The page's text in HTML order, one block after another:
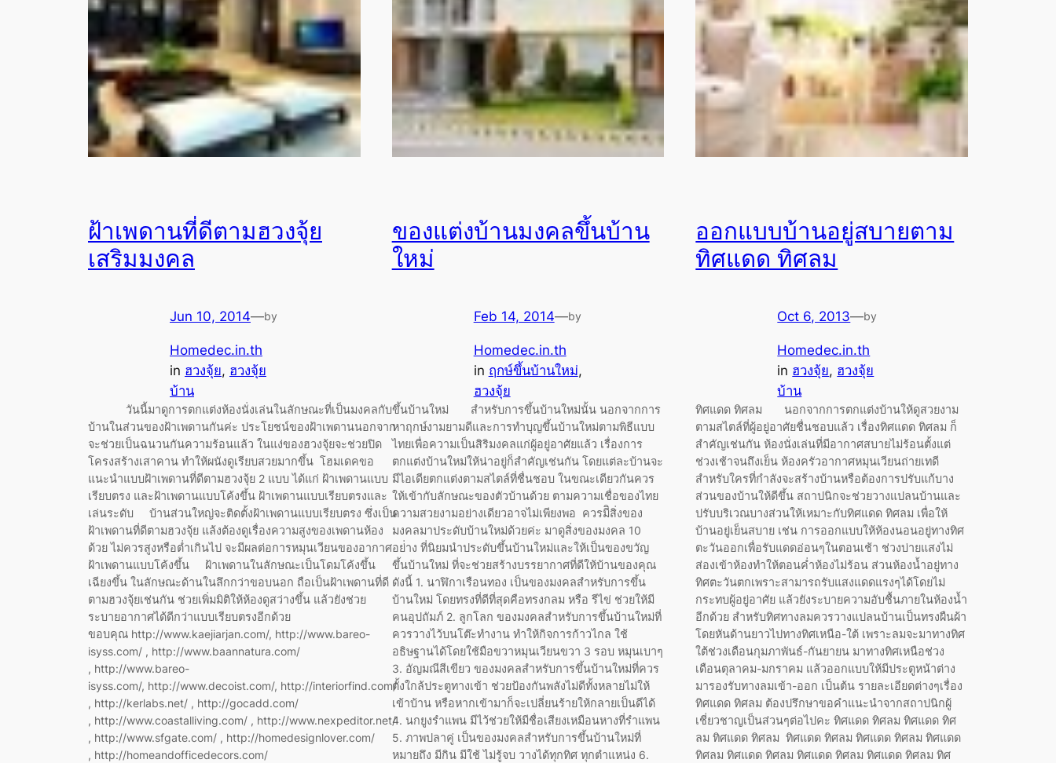
ฝ้าเพดานที่ดีตามฮวงจุ้ย
เสริมมงคล
Jun 10, 2014—by
Homedec.in.th
in ฮวงจุ้ย, ฮวงจุ้ย
บ้าน
วันนี้มาดูการตกแต่งห้องนั่งเล่นในลักษณะที่เป็นมงคลกับ
บ้านในส่วนของฝ้าเพดานกันค่ะ ประโยชน์ของฝ้าเพดานนอกจาก
จะช่วยเป็นฉนวนกันความร้อนแล้ว ในแง่ของฮวงจุ้ยจะช่วยปิด
โครงสร้างเสาคาน ทำให้ผนังดูเรียบสวยมากขึ้น โฮมเดคขอ
แนะนำแบบฝ้าเพดานที่ดีตามฮวงจุ้ย 2 แบบ ได้แก่ ฝ้าเพดานแบบ
เรียบตรง และฝ้าเพดานแบบโค้งขึ้น ฝ้าเพดานแบบเรียบตรงและ
เล่นระดับ บ้านส่วนใหญ่จะติดตั้งฝ้าเพดานแบบเรียบตรง ซึ่งเป็น
ฝ้าเพดานที่ดีตามฮวงจุ้ย แล้งต้องดูเรื่องความสูงของเพดานห้อง
ด้วย ไม่ควรสูงหรือต่ำเกินไป จะมีผลต่อการหมุนเวียนของอากาศ
ฝ้าเพดานแบบโค้งขึ้น ฝ้าเพดานในลักษณะเป็นโดมโค้งขึ้น
เฉียงขึ้น ในลักษณะด้านในลึกกว่าขอบนอก ถือเป็นฝ้าเพดานที่ดี
ตามฮวงจุ้ยเช่นกัน ช่วยเพิ่มมิติให้ห้องดูสว่างขึ้น แล้วยังช่วย
ระบายอากาศได้ดีกว่าแบบเรียบตรงอีกด้วย
ขอบคุณ http://www.kaejiarjan.com/, http://www.bareo-
isyss.com/ , http://www.baannatura.com/
, http://www.bareo-
isyss.com/, http://www.decoist.com/, http://interiorfind.com/
, http://kerlabs.net/ , http://gocadd.com/
, http://www.coastalliving.com/ , http://www.nexpeditor.net/
, http://www.sfgate.com/ , http://homedesignlover.com/
, http://homeandofficedecors.com/
ของแต่งบ้านมงคลขึ้นบ้าน
ใหม่
Feb 14, 2014—by
Homedec.in.th
in ฤกษ์ขึ้นบ้านใหม่
ฮวงจุ้ย
ขึ้นบ้านใหม่ สำหรับการขึ้นบ้านใหม่นั้น นอกจากการ
หาฤกษ์งามยามดีและการทำบุญขึ้นบ้านใหม่ตามพิธีแบบ
ไทยเพื่อความเป็นสิริมงคลแก่ผู้อยู่อาศัยแล้ว เรื่องการ
ตกแต่งบ้านใหม่ให้น่าอยู่ก็สำคัญเช่นกัน โดยแต่ละบ้านจะ
มีไอเดียตกแต่งตามสไตล์ที่ชื่นชอบ ในขณะเดียวกันควร
ให้เข้ากับลักษณะของตัวบ้านด้วย ตามความเชื่อของไทย
ความสวยงามอย่างเดียวอาจไม่เพียงพอ ควรมีิสิ่งของ
มงคลมาประดับบ้านใหม่ด้วยค่ะ มาดูสิ่งของมงคล 10
อย่่าง ที่นิยมนำประดับขึ้นบ้านใหม่และให้เป็นของขวัญ
ขึ้นบ้านใหม่ ที่จะช่วยสร้างบรรยากาศที่ดีให้บ้านของคุณ
ดังนี้ 1. นาฬิกาเรือนทอง เป็นของมงคลสำหรับการขึ้น
บ้านใหม่ โดยทรงที่ดีที่สุดคือทรงกลม หรือ รีไข่ ช่วยให้มี
คนอุปถัมภ์ 2. ลูกโลก ของมงคลสำหรับการขึ้นบ้านใหม่ที่
ควรวางไว้บนโต๊ะทำงาน ทำให้กิจการก้าวไกล ใช้
อธิษฐานได้โดยใช้มือขวาหมุนเวียนขวา 3 รอบ หมุนเบาๆ
3. อัญมณีสีเขียว ของมงคลสำหรับการขึ้นบ้านใหม่ที่ควร
ตั้งใกล้ประตูทางเข้า ช่วยป้องกันพลังไม่ดีทั้งหลายไม่ให้
เข้าบ้าน หรือหากเข้ามาก็จะเปลี่ยนร้ายให้กลายเป็นดีได้
4. นกยูงรำแพน มีไว้ช่วยให้มีชื่อเสียงเหมือนหางที่รำแพน
5. ภาพปลาคู่ เป็นของมงคลสำหรับการขึ้นบ้านใหม่ที่
หมายถึง มีกิน มีใช้ ไม่รู้จบ วางได้ทุกทิศ ทุกตำแหน่ง 6.
ออกแบบบ้านอยู่สบายตาม
ทิศแดด ทิศลม
Oct 6, 2013—by
Homedec.in.th
in ฮวงจุ้ย, ฮวงจุ้ย
บ้าน
ทิศแดด ทิศลม นอกจากการตกแต่งบ้านให้ดูสวยงาม
ตามสไตล์ที่ผู้อยู่อาศัยชื่นชอบแล้ว เรื่องทิศแดด ทิศลม ก็
สำคัญเช่นกัน ห้องนั่งเล่นที่มีอากาศสบายไม่ร้อนตั้งแต่
ช่วงเช้าจนถึงเย็น ห้องครัวอากาศหมุนเวียนถ่ายเทดี
สำหรับใครที่กำลังจะสร้างบ้านหรือต้องการปรับแก้บาง
ส่วนของบ้านให้ดีขึ้น สถาปนิกจะช่วยวางแปลนบ้านและ
ปรับบริเวณบางส่วนให้เหมาะกับทิศแดด ทิศลม เพื่อให้
บ้านอยู่เย็นสบาย เช่น การออกแบบให้ห้องนอนอยู่ทางทิศ
ตะวันออกเพื่อรับแดดอ่อนๆในตอนเช้า ช่วงบ่ายแสงไม่
ส่องเข้าห้องทำให้ตอนค่ำห้องไม่ร้อน ส่วนห้องน้ำอยู่ทาง
ทิศตะวันตกเพราะสามารถรับแสงแดดแรงๆได้โดยไม่
กระทบผู้อยู่อาศัย แล้วยังระบายความอับชื้นภายในห้องน้ำ
อีกด้วย สำหรับทิศทางลมควรวางแปลนบ้านเป็นทรงผืนผ้า
โดยหันด้านยาวไปทางทิศเหนือ-ใต้ เพราะลมจะมาทางทิศ
ใต้ช่วงเดือนกุมภาพันธ์-กันยายน มาทางทิศเหนือช่วง
เดือนตุลาคม-มกราคม แล้วออกแบบให้มีประตูหน้าต่าง
มารองรับทางลมเข้า-ออก เป็นต้น รายละเอียดต่างๆเรื่อง
ทิศแดด ทิศลม ต้องปรึกษาขอคำแนะนำจากสถาปนิกผู้
เชี่ยวชาญเป็นส่วนๆต่อไปคะ ทิศแดด ทิศลม ทิศแดด ทิศ
ลม ทิศแดด ทิศลม ทิศแดด ทิศลม ทิศแดด ทิศลม ทิศแดด
ทิศลม ทิศแดด ทิศลม ทิศแดด ทิศลม ทิศแดด ทิศลม ทิศ